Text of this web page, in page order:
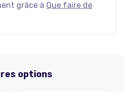
grâce à Que faire de
options